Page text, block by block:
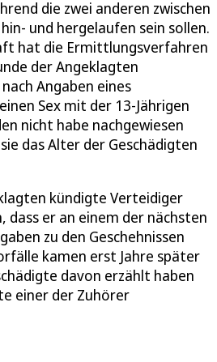
die zwei anderen zwischen
und hergelaufen sein sollen.
hat die Ermittlungsverfahren
der Angeklagten
Angaben eines
Sex mit der 13-Jährigen
nicht habe nachgewiesen
das Alter der Geschädigten
kündigte Verteidiger
dass er an einem der nächsten
zu den Geschehnissen
kamen erst Jahre später
davon erzählt haben
einer der Zuhörer